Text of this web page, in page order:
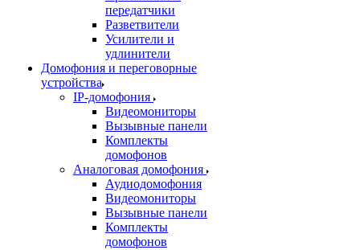
передатчики
Разветвители
Усилители и
удлинители
Домофония и переговорные
устройства
IP-домофония
Видеомониторы
Вызывные панели
Комплекты
домофонов
Аналоговая домофония
Аудиодомофония
Видеомониторы
Вызывные панели
Комплекты
домофонов